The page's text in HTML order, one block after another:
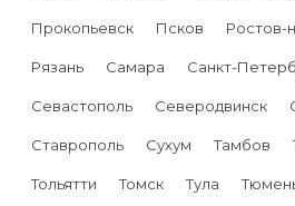
Прокопьевск Псков Ростов-
Рязань Самара Санкт-
Севастополь Северодвинск
Ставрополь Сухум Тамбов
Тольятти Томск Тула